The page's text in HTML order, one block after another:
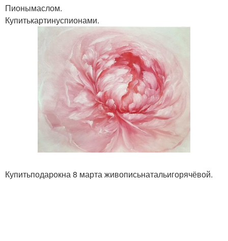
Пионымаслом.
Купитькартинуспионами.
Купитьподарокна 8 марта живописьнатальигорячёвой.